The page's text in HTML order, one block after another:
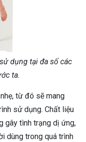
dụng tại đa số các
ta.
từ đó sẽ mang
sử dụng. Chất liệu
gây tình trạng dị ứng,
dùng trong quá trình